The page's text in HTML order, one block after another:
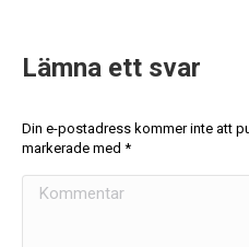
Lämna ett svar
Din e-postadress kommer inte att
markerade med *
Kommentar